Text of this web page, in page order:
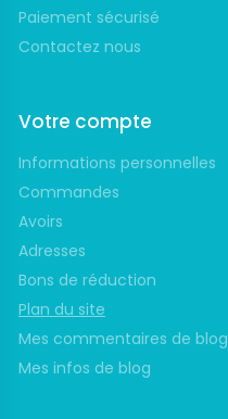
Paiement sécurisé
Contactez nous
Votre compte
Informations personnelles
Commandes
Avoirs
Adresses
Bons de réduction
Plan du site
Mes commentaires de blog
Mes infos de blog